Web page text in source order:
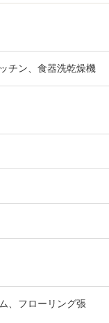
チン、食器洗乾燥機
、フローリング張